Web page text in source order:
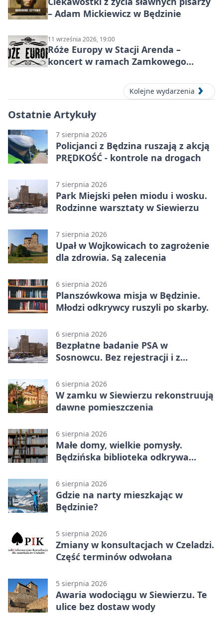
– Adam Mickiewicz w Będzinie
11 września 2026, 19:00
Róże Europy w Stacji Arenda –
koncert w ramach Zamkowego
Kolejne wydarzenia
Ostatnie Artykuły
7 sierpnia 2026
Policjanci z Będzina ruszają z akcją
PRĘDKOŚĆ - kontrole na drogach
7 sierpnia 2026
Park Miejski pełen miodu i wosku.
Rodzinne warsztaty w Siewierzu
7 sierpnia 2026
Upał w Wojkowicach to zagrożenie
dla zdrowia. Są zalecenia
6 sierpnia 2026
Planszówkowa misja w Będzinie.
Młodzi odkrywcy ruszyli po skarby.
6 sierpnia 2026
Bezpłatne badanie PSA w
Sosnowcu. Bez rejestracji i z
6 sierpnia 2026
W zamku w Siewierzu rekonstruują
dawne pomieszczenia
6 sierpnia 2026
Małe domy, wielkie pomysły.
Będzińska biblioteka odkrywa
6 sierpnia 2026
Gdzie na narty mieszkając w
Będzinie?
5 sierpnia 2026
Zmiany w konsultacjach w Czeladzi.
Część terminów odwołana
5 sierpnia 2026
Awaria wodociągu w Siewierzu. Te
ulice bez dostaw wody